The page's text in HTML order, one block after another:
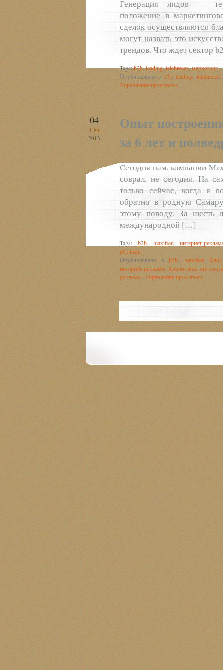
Генерация лидов —
положение в
сделок осуществляются
могут назвать это
трендов. Что ждет сектор
Tags:b2b,leading,telebreeze,маркетинг
Опубликовано вb2b leading telebreeze,
Управление проектами
04
Сен
2013
Опыт
за 6 лет и
Сегодня нам, компании
соврал, не сегодня. На
только сейчас, когда я
обратно в родную
этому поводу. За шесть
международной […]
Tags: b2b, maxifier
интернет-
рекламы
Опубликовано вb2b ,maxifier,
интернет-реклама Клиентская
рекламы Управление проектами